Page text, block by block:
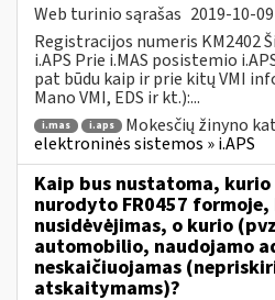
Web turinio sąrašas 2019-10-09
Registracijos numeris KM2402
i.APS Prie i.MAS posistemio
pat būdu kaip ir prie kitų VMI
Mano VMI, EDS ir kt.):...
i.mas i.aps Mokesčių žinyno
elektroninės sistemos » i.APS
Kaip bus nustatoma,
nurodyto FR0457
nusidėvėjimas, o kurio
automobilio, naudojamo
neskaičiuojamas
atskaitymams)?